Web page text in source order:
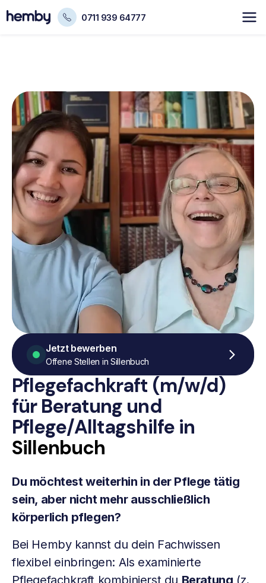
0711 939 64777
Pflegefachkraft (m/w/d)
für Beratung und
Pflege/Alltagshilfein
Sillenbuch
Du möchtest weiterhin in der Pflege tätig
sein, aber nicht mehr ausschließlich
körperlich pflegen?
Bei Hemby kannst du dein Fachwissen
flexibel einbringen: Als examinierte
Pflegefachkraft kombinierst du Beratung (z.
Jetzt bewerben
Offene Stellen in Sillenbuch